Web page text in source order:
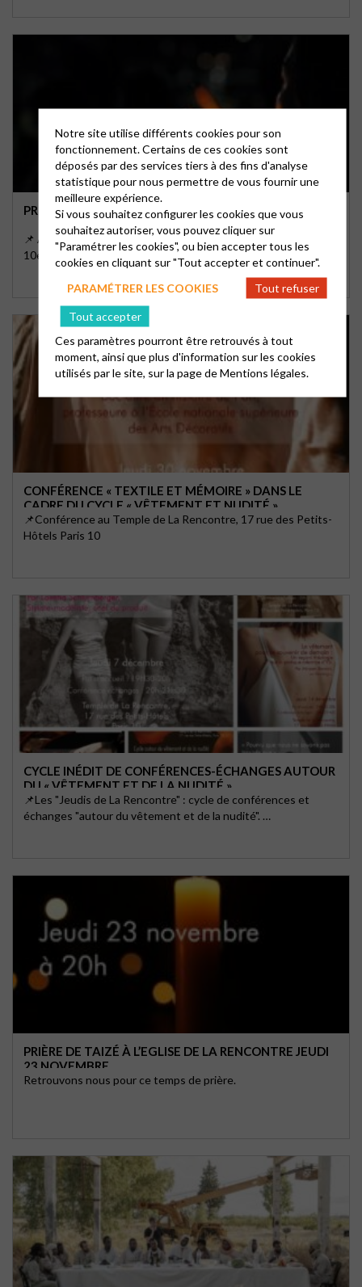
PRIÈRE DE TAIZÉ, CHAQUE 3E JEUDI DU MOIS
📌 Au Temple de la Rencontre, 17 rue des Petits-Hôtels Paris
10e; de 20h à 21h
CONFÉRENCE « TEXTILE ET MÉMOIRE » DANS LE
CADRE DU CYCLE « VÊTEMENT ET NUDITÉ »
📌Conférence au Temple de La Rencontre, 17 rue des Petits-
Hôtels Paris 10
CYCLE INÉDIT DE CONFÉRENCES-ÉCHANGES AUTOUR
DU « VÊTEMENT ET DE LA NUDITÉ »
📌Les "Jeudis de La Rencontre" : cycle de conférences et
échanges "autour du vêtement et de la nudité". …
PRIÈRE DE TAIZÉ À L’EGLISE DE LA RENCONTRE JEUDI
23 NOVEMBRE
Retrouvons nous pour ce temps de prière.
Notre site utilise différents cookies pour son
fonctionnement. Certains de ces cookies sont
déposés par des services tiers à des fins d'analyse
statistique pour nous permettre de vous fournir une
meilleure expérience.
Si vous souhaitez configurer les cookies que vous
souhaitez autoriser, vous pouvez cliquer sur
"Paramétrer les cookies", ou bien accepter tous les
cookies en cliquant sur "Tout accepter et continuer".
PARAMÉTRER LES COOKIES
Tout refuser
Tout accepter
Ces paramètres pourront être retrouvés à tout
moment, ainsi que plus d'information sur les cookies
utilisés par le site, sur la page deMentions légales.